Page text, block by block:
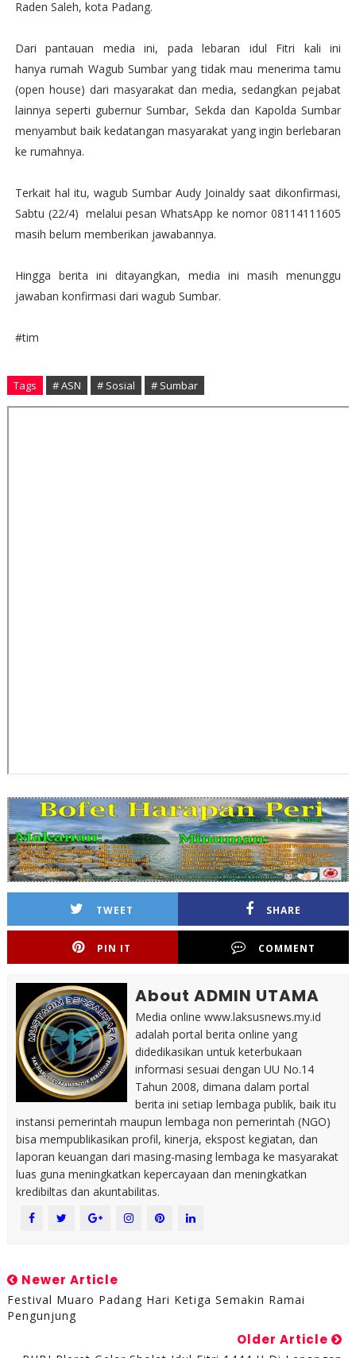
Raden Saleh, kota Padang.
Dari pantauan media ini, pada lebaran idul Fitri kali ini
hanyarumah Wagub Sumbar yang tidak mau menerima tamu
(open house) dari masyarakat dan media, sedangkan pejabat
lainnya seperti gubernur Sumbar, Sekda dan Kapolda Sumbar
menyambut baik kedatangan masyarakat yang ingin berlebaran
ke rumahnya.
Terkait hal itu, wagub Sumbar Audy Joinaldy saat dikonfirmasi,
Sabtu (22/4) melalui pesan WhatsApp ke nomor 08114111605
masih belum memberikan jawabannya.
Hingga berita ini ditayangkan, media ini masih menunggu
jawaban konfirmasi dari wagub Sumbar.
#tim
Tags # ASN # Sosial # Sumbar
TWEET SHARE
PIN IT COMMENT
About ADMIN UTAMA
Media online www.laksusnews.my.id
adalah portal berita online yang
didedikasikan untuk keterbukaan
informasi sesuai dengan UU No.14
Tahun 2008, dimana dalam portal
berita ini setiap lembaga publik, baik itu
instansi pemerintah maupun lembaga non pemerintah (NGO)
bisa mempublikasikan profil, kinerja, ekspost kegiatan, dan
laporan keuangan dari masing-masing lembaga ke masyarakat
luas guna meningkatkan kepercayaan dan meningkatkan
kredibiltas dan akuntabilitas.
Newer Article
Festival Muaro Padang Hari Ketiga Semakin Ramai
Pengunjung
Older Article